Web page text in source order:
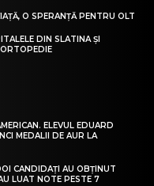
O SPERANȚĂ PENTRU OLT
DIN SLATINA ȘI
ELEVUL EDUARD
MEDALII DE AUR LA
CANDIDAȚI AU OBȚINUT
LUAT NOTE PESTE 7